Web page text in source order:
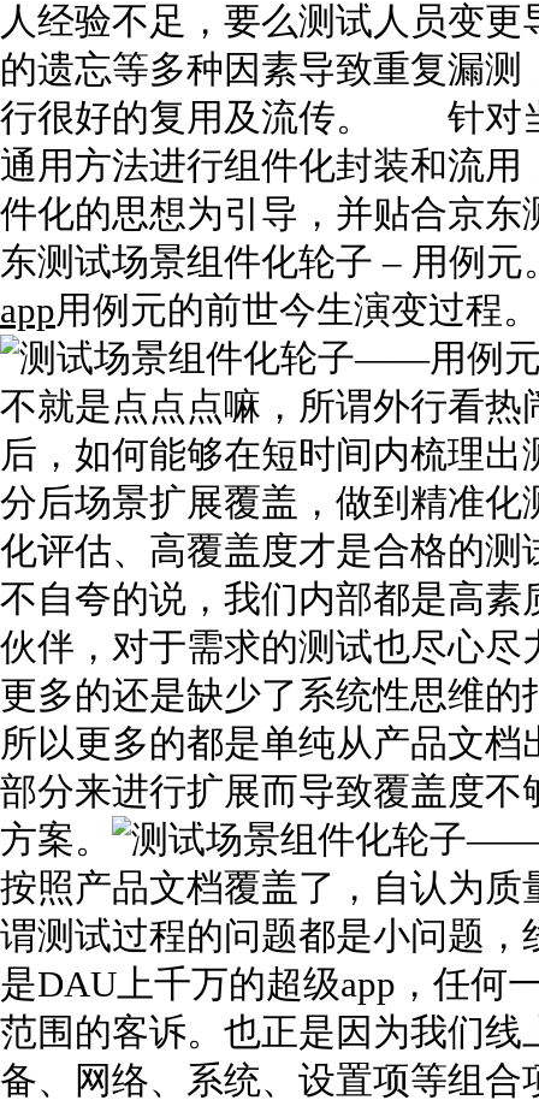
人经验不足，要么测试人员变
的遗忘等多种因素导致重复漏
行很好的复用及流传。 针对
通用方法进行组件化封装和流
件化的思想为引导，并贴合京
东测试场景组件化轮子 – 用
app用例元的前世今生演变过
不就是点点点嘛，所谓外行看
后，如何能够在短时间内梳理
分后场景扩展覆盖，做到精准
化评估、高覆盖度才是合格的
不自夸的说，我们内部都是高素
伙伴，对于需求的测试也尽心
更多的还是缺少了系统性思维
所以更多的都是单纯从产品文
部分来进行扩展而导致覆盖度
方案。
按照产品文档覆盖了，自认为
谓测试过程的问题都是小问题
是DAU上千万的超级app，任何
范围的客诉。也正是因为我们
备、网络、系统、设置项等组